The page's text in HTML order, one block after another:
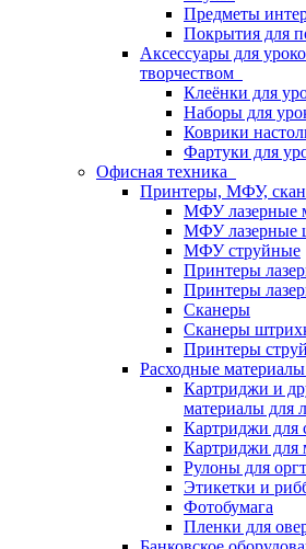
Предметы
Покрытия для
Аксессуары для
творчеством
Клеёнки для
Наборы для
Коврики
Фартуки для
Офисная техника
Принтеры, МФУ,
МФУ лазерные
МФУ лазерные
МФУ струйные
Принтеры
Принтеры
Сканеры
Сканеры
Принтеры
Расходные материалы
Картриджи и
материалы для
Картриджи для
Картриджи для
Рулоны для
Этикетки и
Фотобумага
Пленки для